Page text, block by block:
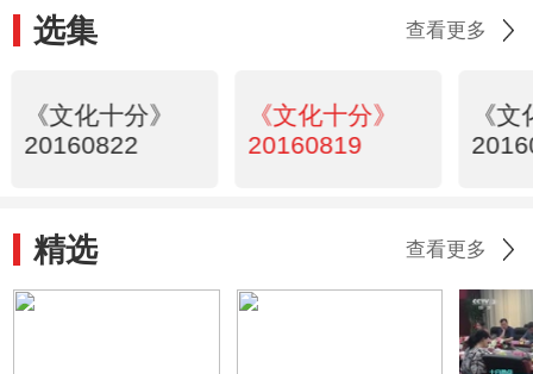
选集 查看更多
《文化十分》
20160822
《文化十分》
20160819
《
精选 查看更多